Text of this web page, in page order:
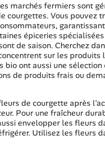
marchés fermiers sont
courgettes. Vous pouvez
épiceries
de saison. Cherchez
sur les produits
bio ont aussi une
de produits frais ou
de courgette après
Pour une fraîcheur
envelopper les fleurs
Utilisez les fleurs